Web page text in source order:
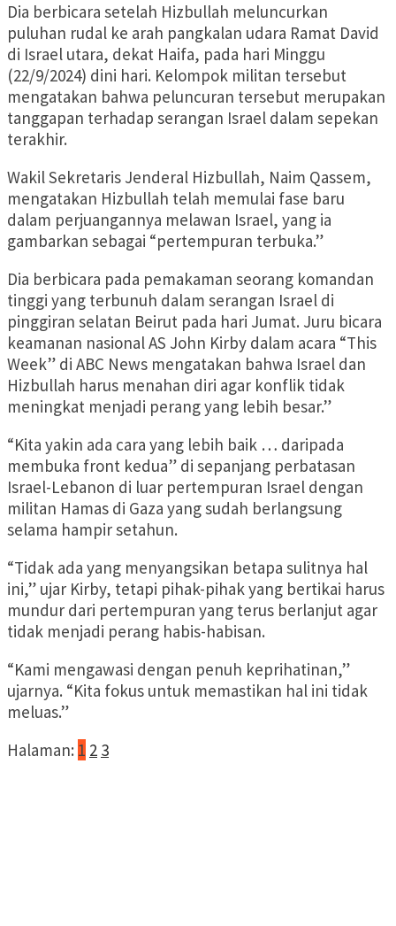
Dia berbicara setelah Hizbullah meluncurkan
puluhan rudal ke arah pangkalan udara Ramat David
di Israel utara, dekat Haifa, pada hari Minggu
(22/9/2024) dini hari. Kelompok militan tersebut
mengatakan bahwa peluncuran tersebut merupakan
tanggapan terhadap serangan Israel dalam sepekan
terakhir.
Wakil Sekretaris Jenderal Hizbullah, Naim Qassem,
mengatakan Hizbullah telah memulai fase baru
dalam perjuangannya melawan Israel, yang ia
gambarkan sebagai “pertempuran terbuka.”
Dia berbicara pada pemakaman seorang komandan
tinggi yang terbunuh dalam serangan Israel di
pinggiran selatan Beirut pada hari Jumat. Juru bicara
keamanan nasional AS John Kirby dalam acara “This
Week” di ABC News mengatakan bahwa Israel dan
Hizbullah harus menahan diri agar konflik tidak
meningkat menjadi perang yang lebih besar.”
“Kita yakin ada cara yang lebih baik … daripada
membuka front kedua” di sepanjang perbatasan
Israel-Lebanon di luar pertempuran Israel dengan
militan Hamas di Gaza yang sudah berlangsung
selama hampir setahun.
“Tidak ada yang menyangsikan betapa sulitnya hal
ini,” ujar Kirby, tetapi pihak-pihak yang bertikai harus
mundur dari pertempuran yang terus berlanjut agar
tidak menjadi perang habis-habisan.
“Kami mengawasi dengan penuh keprihatinan,”
ujarnya. “Kita fokus untuk memastikan hal ini tidak
meluas.”
Halaman: 1 2 3